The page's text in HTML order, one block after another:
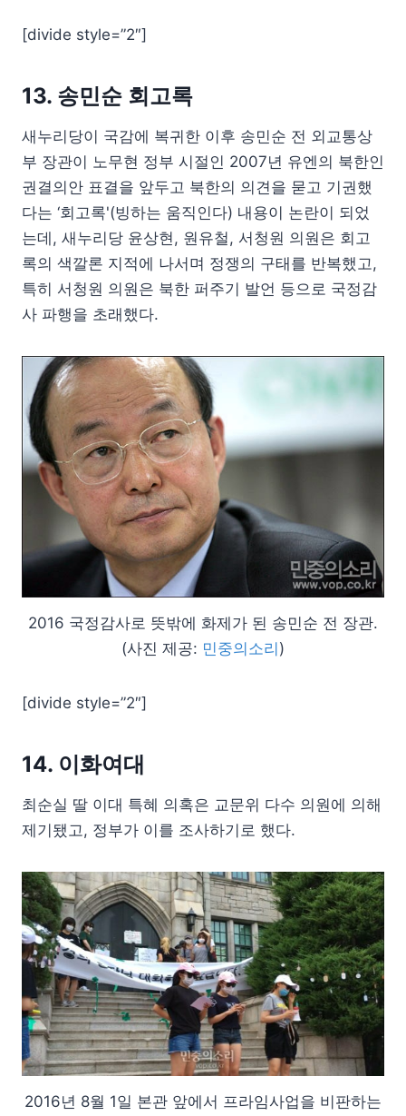
[divide style=”2″]
13. 송민순 회고록
새누리당이 국감에 복귀한 이후 송민순 전 외교통상
부 장관이 노무현 정부 시절인 2007년 유엔의 북한인
권결의안 표결을 앞두고 북한의 의견을 묻고 기권했
다는 ‘회고록'(빙하는 움직인다) 내용이 논란이 되었
는데, 새누리당 윤상현, 원유철, 서청원 의원은 회고
록의 색깔론 지적에 나서며 정쟁의 구태를 반복했고,
특히 서청원 의원은 북한 퍼주기 발언 등으로 국정감
사 파행을 초래했다.
2016 국정감사로 뜻밖에 화제가 된 송민순 전 장관.
(사진 제공: 민중의소리 )
[divide style=”2″]
14. 이화여대
최순실 딸 이대 특혜 의혹은 교문위 다수 의원에 의해
제기됐고, 정부가 이를 조사하기로 했다.
2016년 8월 1일 본관 앞에서 프라임사업을 비판하는